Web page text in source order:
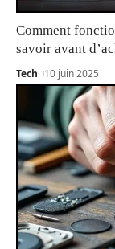
Comment
savoir avant
Tech 10 juin 2025